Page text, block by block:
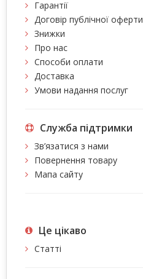
Гарантії
Договір публічної оферти
Знижки
Про нас
Способи оплати
Доставка
Умови надання послуг
Служба підтримки
Зв’язатися з нами
Повернення товару
Мапа сайту
Це цiкаво
Статті